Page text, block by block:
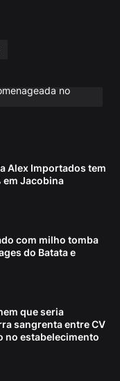
no
Alex Importados tem
em Jacobina
com milho tomba
do Batata e
que seria
sangrenta entre CV
no estabelecimento